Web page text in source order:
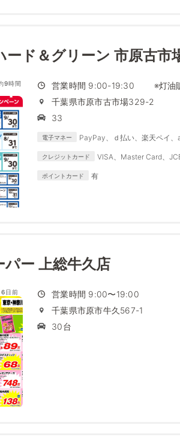
ード＆グリーン 市原古市
9時間
営業時間 9:00-19:30 ※灯油
千葉県市原市古市場329-2
33
電子マネー
PayPay、ｄ払い、楽天ペイ、
クレジットカード
VISA、Master Card、
ポイントカード 有
パー 上総牛久店
日前
営業時間 9:00〜19:00
千葉県市原市牛久567-1
30台